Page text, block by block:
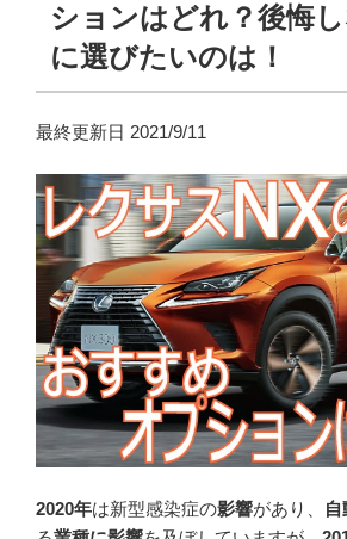
ションはどれ？後悔
に選びたいのは！
最終更新日 2021/9/11
2020年は新型感染症の影響があり、